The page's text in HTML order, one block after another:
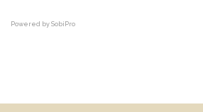
Powered by SobiPro